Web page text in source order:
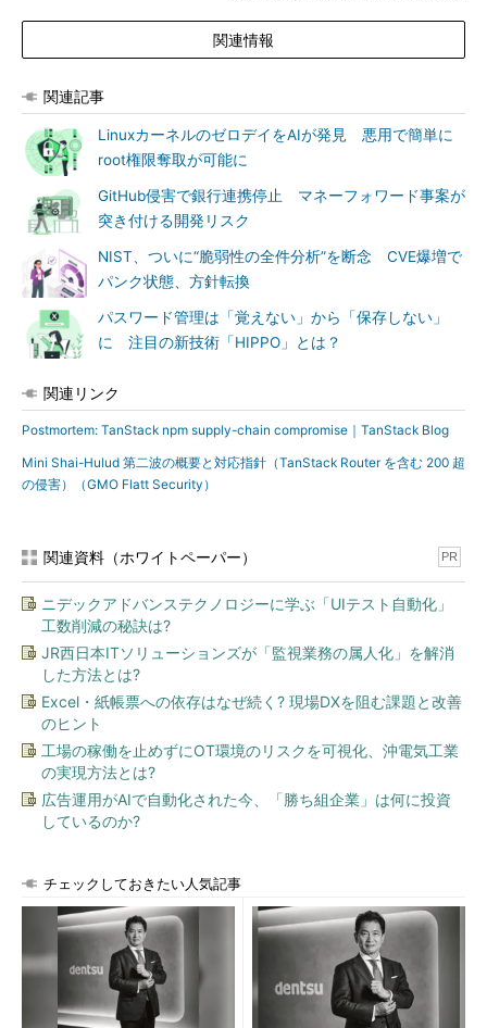
関連情報
関連記事
LinuxカーネルのゼロデイをAIが発見 悪用で簡単に
root権限奪取が可能に
GitHub侵害で銀行連携停止 マネーフォワード事案が
突き付ける開発リスク
NIST、ついに“脆弱性の全件分析”を断念 CVE爆増で
パンク状態、方針転換
パスワード管理は「覚えない」から「保存しない」
に 注目の新技術「HIPPO」とは？
関連リンク
Postmortem: TanStack npm supply-chain compromise｜TanStack Blog
Mini Shai-Hulud 第二波の概要と対応指針（TanStack Router を含む 200 超
の侵害）（GMO Flatt Security）
関連資料（ホワイトペーパー） PR
ニデックアドバンステクノロジーに学ぶ「UIテスト自動化」
工数削減の秘訣は?
JR西日本ITソリューションズが「監視業務の属人化」を解消
した方法とは?
Excel・紙帳票への依存はなぜ続く? 現場DXを阻む課題と改善
のヒント
工場の稼働を止めずにOT環境のリスクを可視化、沖電気工業
の実現方法とは?
広告運用がAIで自動化された今、「勝ち組企業」は何に投資
しているのか?
チェックしておきたい人気記事